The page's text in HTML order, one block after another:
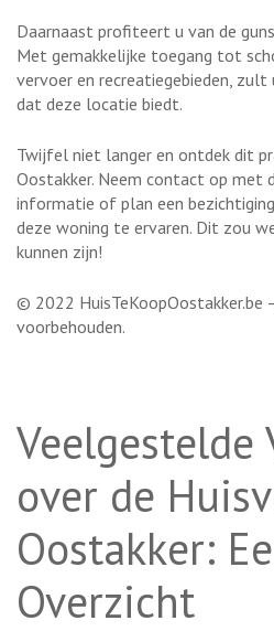
Daarnaast profiteert u van de
Met gemakkelijke toegang tot
vervoer en recreatiegebieden,
dat deze locatie biedt.
Twijfel niet langer en ontdek dit
Oostakker. Neem contact op met
informatie of plan een
deze woning te ervaren. Dit zou
kunnen zijn!
© 2022 HuisTeKoopOostakker.be
voorbehouden.
Veelgestelde
over de
Oostakker:
Overzicht